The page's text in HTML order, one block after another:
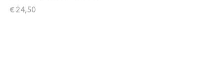
€ 24,50